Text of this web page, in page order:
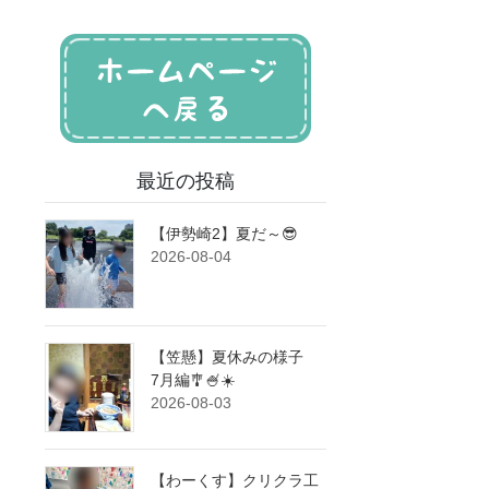
最近の投稿
【伊勢崎2】夏だ～😎
2026-08-04
【笠懸】夏休みの様子
7月編🎐🍧☀️
2026-08-03
【わーくす】クリクラ工